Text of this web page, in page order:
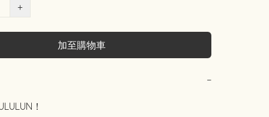
+
加至購物車
−
！